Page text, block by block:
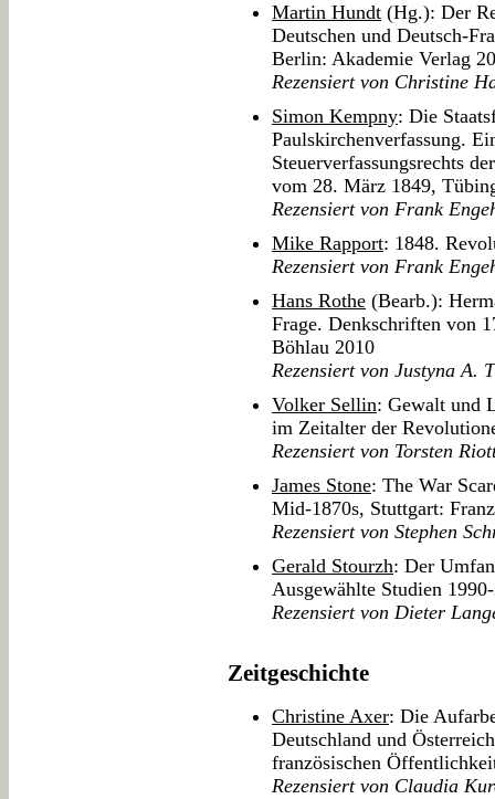
Martin Hundt (Hg.): Der
Deutschen und Deutsch-
Berlin: Akademie Verlag
Rezensiert von Christine
Simon Kempny: Die
Paulskirchenverfassung.
Steuerverfassungsrechts
vom 28. März 1849,
Rezensiert von Frank
Mike Rapport: 1848.
Rezensiert von Frank
Hans Rothe (Bearb.):
Frage. Denkschriften von
Böhlau 2010
Rezensiert von Justyna A.
Volker Sellin: Gewalt und
im Zeitalter der
Rezensiert von Torsten
James Stone: The War
Mid-1870s, Stuttgart:
Rezensiert von Stephen
Gerald Stourzh: Der
Ausgewählte Studien
Rezensiert von Dieter
Zeitgeschichte
Christine Axer: Die
Deutschland und
französischen
Rezensiert von Claudia